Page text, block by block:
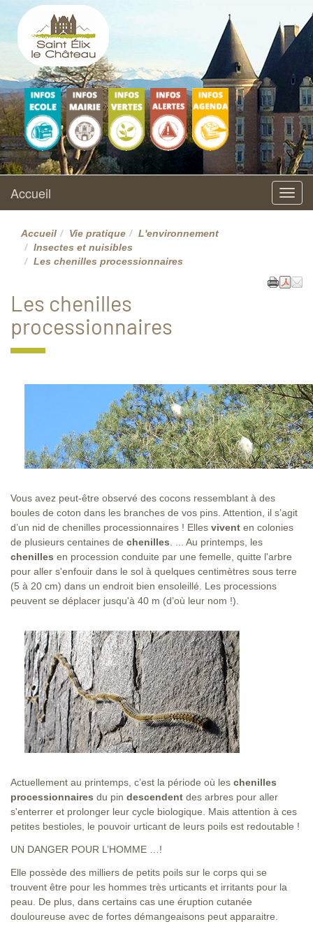
Saint Elix le Château
Site officiel
Ecole
maternelle et
élémentaire
Vie municipale L'environnement Accueil
Menu
Accueil
Accueil Vie pratique
L'environnement
Insectes et nuisibles
Les chenilles processionnaires
Les chenilles
processionnaires
Vous avez peut-être observé des cocons ressemblant à des
boules de coton dans les branches de vos pins. Attention, il s’agit
d’un nid de chenilles processionnaires ! Elles vivent en colonies
de plusieurs centaines de chenilles . ... Au printemps, les
chenilles en procession conduite par une femelle, quitte l'arbre
pour aller s'enfouir dans le sol à quelques centimètres sous terre
(5 à 20 cm) dans un endroit bien ensoleillé. Les processions
peuvent se déplacer jusqu'à 40 m (d’où leur nom !).
Actuellement au printemps, c’est la période où les chenilles
processionnaires du pin descendent des arbres pour aller
s'enterrer et prolonger leur cycle biologique. Mais attention à ces
petites bestioles, le pouvoir urticant de leurs poils est redoutable !
UN DANGER POUR L’HOMME …!
Elle possède des milliers de petits poils sur le corps qui se
trouvent être pour les hommes très urticants et irritants pour la
peau. De plus, dans certains cas une éruption cutanée
douloureuse avec de fortes démangeaisons peut apparaitre.